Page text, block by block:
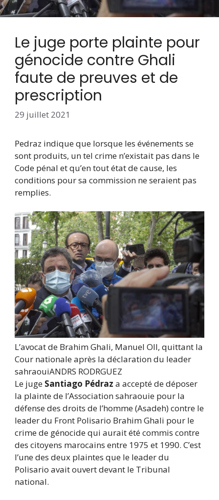
Le juge porte plainte pour
génocide contre Ghali
faute de preuves et de
prescription
29 juillet 2021
Pedraz indique que lorsque les événements se
sont produits, un tel crime n’existait pas dans le
Code pénal et qu’en tout état de cause, les
conditions pour sa commission ne seraient pas
remplies.
L’avocat de Brahim Ghali, Manuel Oll, quittant la
Cour nationale après la déclaration du leader
sahraouiANDRS RODRGUEZ
Le juge Santiago Pédraz a accepté de déposer
la plainte de l’Association sahraouie pour la
défense des droits de l’homme (Asadeh) contre le
leader du Front Polisario Brahim Ghali pour le
crime de génocide qui aurait été commis contre
des citoyens marocains entre 1975 et 1990. C’est
l’une des deux plaintes que le leader du
Polisario avait ouvert devant le Tribunal
national.